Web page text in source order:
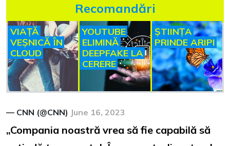
Recomandări
VIAȚĂ
VEȘNICĂ ÎN
CLOUD
YOUTUBE
ELIMINĂ
DEEPFAKE LA
CERERE
ȘTIINȚA
PRINDE ARIPI
— CNN (@CNN) June 16, 2023
„Compania noastră vrea să fie capabilă să